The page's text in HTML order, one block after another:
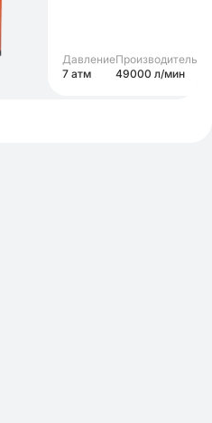
Давление
7 атм
49000 л/мин